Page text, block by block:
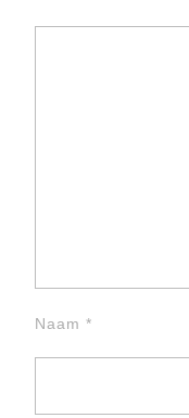
Naam *